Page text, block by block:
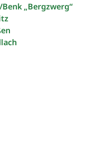
„Bergzwerg“